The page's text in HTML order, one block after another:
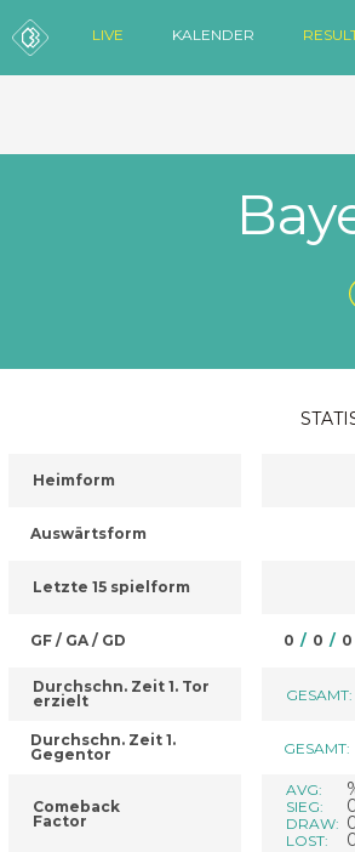
LIVE KALENDER
Heimform
Auswärtsform
Letzte 15 spielform
GF / GA / GD
Durchschn. Zeit 1. Tor
erzielt
Durchschn. Zeit 1.
Gegentor
Comeback
Factor
0 / 0 / 0
GESAMT:
GESAMT:
AVG:
SIEG:
DRAW:
LOST: